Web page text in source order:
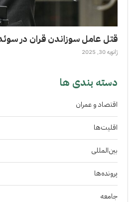
قتل عامل سوزاندن قران در
ژانویه 30, 2025
دسته بندی ها
اقتصاد و عمران
اقلیت‌ها
بین‌المللی
پرونده‌ها
جامعه